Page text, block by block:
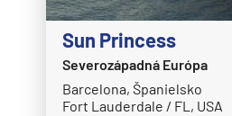
Sun Princess
Severozápadná Európa
Barcelona, Španielsko
Fort Lauderdale / FL, USA